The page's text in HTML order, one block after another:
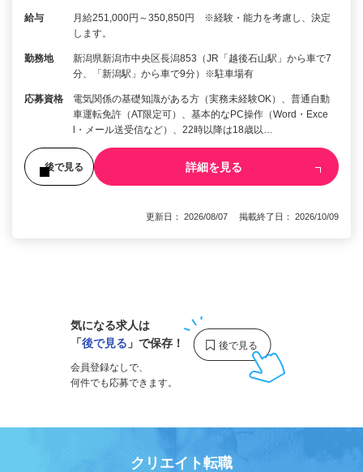
給与
月給251,000円～350,850円 ※経験・能力を考慮し、決定
します。
勤務地
新潟県新潟市中央区長潟853（JR「越後石山駅」から車で7
分、「新潟駅」から車で9分）※駐車場有
応募資格
電気関係の基礎知識がある方（実務未経験OK）、普通自動
車運転免許（AT限定可）、基本的なPC操作（Word・Exce
l・メール送受信など）、22時以降は18歳以…
後で見る 詳細を見る
更新日： 2026/08/07 掲載終了日： 2026/10/09
気になる求人は
「後で見る 」で保存！
会員登録なしで、
何件でも応募できます。
クリエイト転職